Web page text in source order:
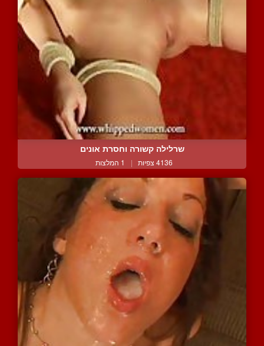
שרלילה קשורה וחסרת אונים
4136 צפיות | 1 המלצות